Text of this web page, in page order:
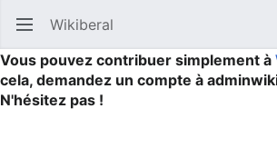
Ouvrir le menu principal Wikiberal
Vous pouvez contribuer simplement à
cela, demandez un compte à
N'hésitez pas !